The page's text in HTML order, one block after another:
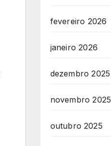
fevereiro 2026
janeiro 2026
dezembro 2025
novembro 2025
outubro 2025